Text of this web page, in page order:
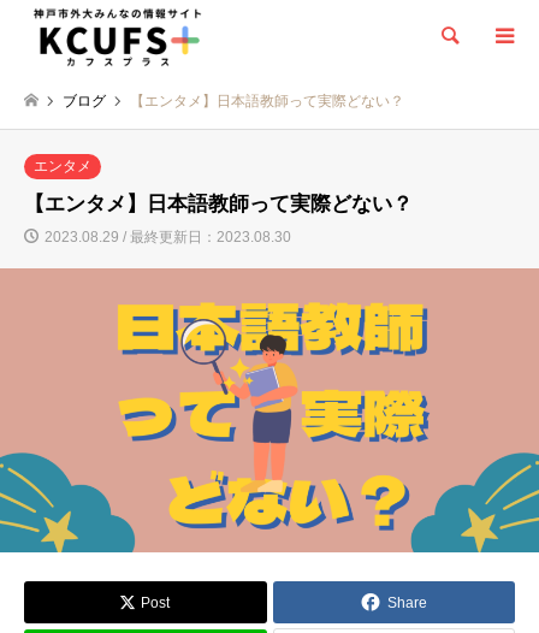
検索
ブログ 【エンタメ】日本語教師って実際どない？
エンタメ
【エンタメ】日本語教師って実際どない？
2023.08.29 / 最終更新日：2023.08.30
Post Share